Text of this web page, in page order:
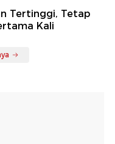
Tertinggi, Tetap
Kali